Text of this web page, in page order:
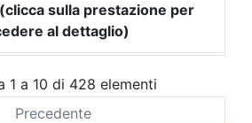
sulla prestazione per
al dettaglio)
1 a 10 di 428 elementi
Precedente